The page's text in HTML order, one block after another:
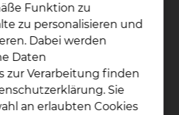
Funktion zu
zu personalisieren und
Dabei werden
Daten
zur Verarbeitung finden
Sie
an erlaubten Cookies